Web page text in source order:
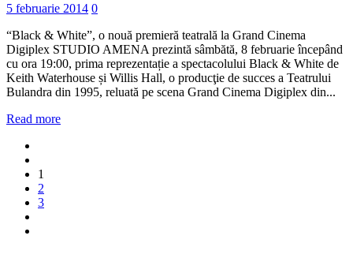
5 februarie 2014 0
“Black & White”, o nouă premieră teatrală la Grand Cinema
Digiplex STUDIO AMENA prezintă sâmbătă, 8 februarie începând
cu ora 19:00, prima reprezentație a spectacolului Black & White de
Keith Waterhouse și Willis Hall, o producţie de succes a Teatrului
Bulandra din 1995, reluată pe scena Grand Cinema Digiplex din...
Read more
1
2
3